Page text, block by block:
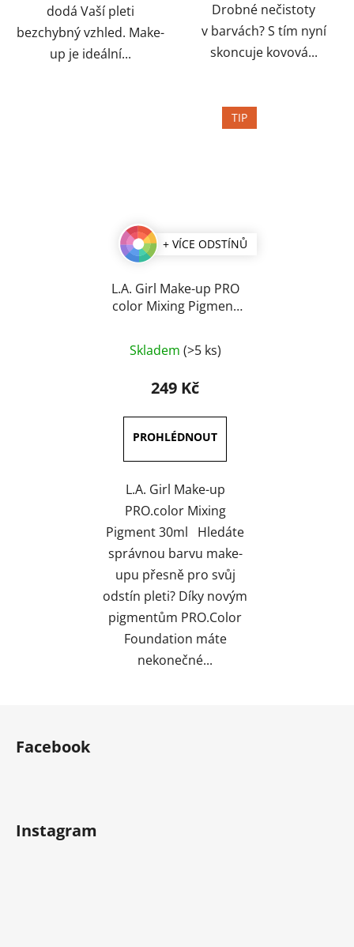
dodá Vaší pleti
bezchybný vzhled. Make-
up je ideální...
Drobné nečistoty
v barvách? S tím nyní
skoncuje kovová...
TIP
+ VÍCE ODSTÍNŮ
L.A. Girl Make-up PRO
color Mixing Pigment
hodnocení
produktu
3,5
z
5
hvězdiček.
Skladem (>5 ks)
249 Kč
L.A. Girl Make-up
PRO.color Mixing
Pigment 30ml Hledáte
správnou barvu make-
upu přesně pro svůj
odstín pleti? Díky novým
pigmentům PRO.Color
Foundation máte
nekonečné...
Facebook
Instagram